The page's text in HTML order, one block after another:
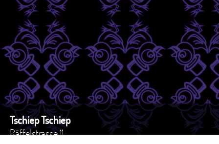
Tschiep Tschiep
Räffelstrasse 11